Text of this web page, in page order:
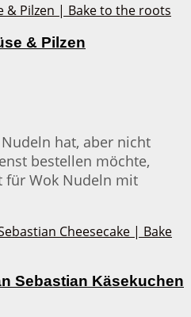
& Pilzen
hat, aber nicht
bestellen möchte,
für Wok Nudeln mit
Sebastian Käsekuchen